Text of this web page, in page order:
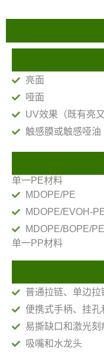
亮面
哑面
UV效果（既有亮
触感膜或触感哑油
单一PE材料
MDOPE/PE
MDOPE/EVOH-
MDOPE/BOPE/PE
单一PP材料
普通拉链、单边
便携式手柄、挂孔
易撕缺口和激光刻
吸嘴和水龙头